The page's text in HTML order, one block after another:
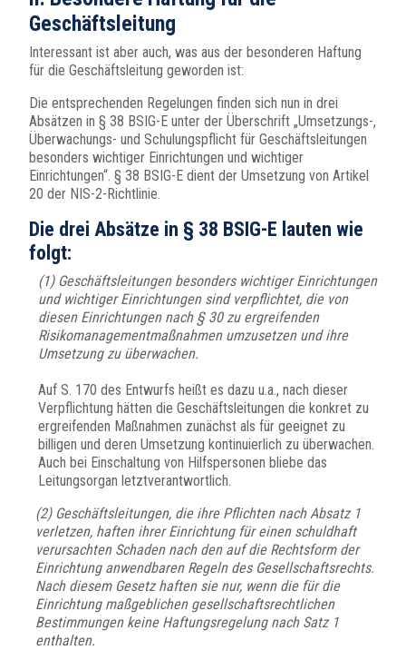
Geschäftsleitung
Interessant ist aber auch, was aus der besonderen Haftung
für die Geschäftsleitung geworden ist:
Die entsprechenden Regelungen finden sich nun in drei
Absätzen in § 38 BSIG-E unter der Überschrift „Umsetzungs-,
Überwachungs- und Schulungspflicht für Geschäftsleitungen
besonders wichtiger Einrichtungen und wichtiger
Einrichtungen“. § 38 BSIG-E dient der Umsetzung von Artikel
20 der NIS-2-Richtlinie.
Die drei Absätze in § 38 BSIG-E lauten wie
folgt:
(1) Geschäftsleitungen besonders wichtiger Einrichtungen
und wichtiger Einrichtungen sind verpflichtet, die von
diesen Einrichtungen nach § 30 zu ergreifenden
Risikomanagementmaßnahmen umzusetzen und ihre
Umsetzung zu überwachen.
Auf S. 170 des Entwurfs heißt es dazu u.a., nach dieser
Verpflichtung hätten die Geschäftsleitungen die konkret zu
ergreifenden Maßnahmen zunächst als für geeignet zu
billigen und deren Umsetzung kontinuierlich zu überwachen.
Auch bei Einschaltung von Hilfspersonen bliebe das
Leitungsorgan letztverantwortlich.
(2) Geschäftsleitungen, die ihre Pflichten nach Absatz 1
verletzen, haften ihrer Einrichtung für einen schuldhaft
verursachten Schaden nach den auf die Rechtsform der
Einrichtung anwendbaren Regeln des Gesellschaftsrechts.
Nach diesem Gesetz haften sie nur, wenn die für die
Einrichtung maßgeblichen gesellschaftsrechtlichen
Bestimmungen keine Haftungsregelung nach Satz 1
enthalten.